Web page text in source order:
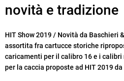
novità e tradizione
HIT Show 2019 / Novità da Baschieri
assortita fra cartucce storiche
caricamenti per il calibro 16 e i
per la caccia proposte ad HIT 2019